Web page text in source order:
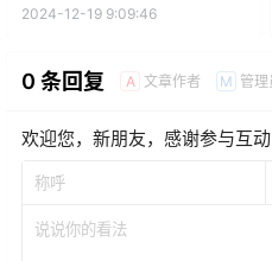
2024-12-19 9:09:46
0 条回复 A 文章作者 M 管理
欢迎您，新朋友，感谢参与互动